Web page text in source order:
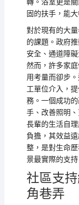
轉。浴室更是
固的扶手，能
對於現有的大
的課題。政府
安全、通道障
然而，許多家
用考量而卻步
工單位介入，
務。一個成功
手、改善照明
長輩的生活自
負擔，其效益
整，是對生命
景最實際的支持
社區支
角巷弄